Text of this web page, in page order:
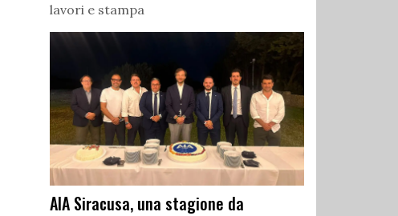
lavori e stampa
AIA Siracusa, una stagione da